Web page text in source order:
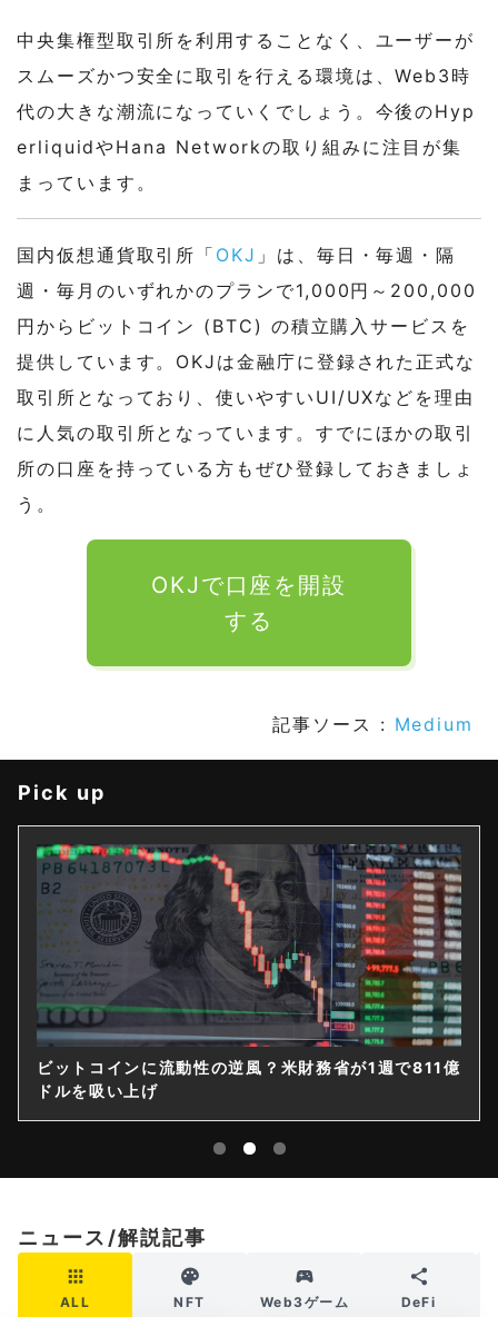
中央集権型取引所を利用することなく、ユーザーが
スムーズかつ安全に取引を行える環境は、Web3時
代の大きな潮流になっていくでしょう。今後のHyp
erliquidやHana Networkの取り組みに注目が集
まっています。
国内仮想通貨取引所「 OKJ 」は、毎日・毎週・隔
週・毎月のいずれかのプランで1,000円～200,000
円からビットコイン (BTC) の積立購入サービスを
提供しています。OKJは金融庁に登録された正式な
取引所となっており、使いやすいUI/UXなどを理由
に人気の取引所となっています。すでにほかの取引
所の口座を持っている方もぜひ登録しておきましょ
う。
OKJで口座を開設
する
記事ソース : Medium
Pick up
インに流動性の逆風？米財務省が1週で811億
い上げ
ゲームスト
ニュース/解説記事
ALL NFT Web3ゲーム DeFi